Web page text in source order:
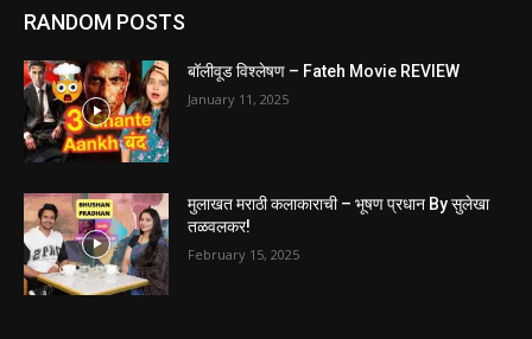
RANDOM POSTS
बॉलीवूड विश्लेषण – Fateh Movie REVIEW
January 11, 2025
मुलाखत मराठी कलाकाराची – भूषण प्रधान By सुलेखा
तळवलकर!
February 15, 2025